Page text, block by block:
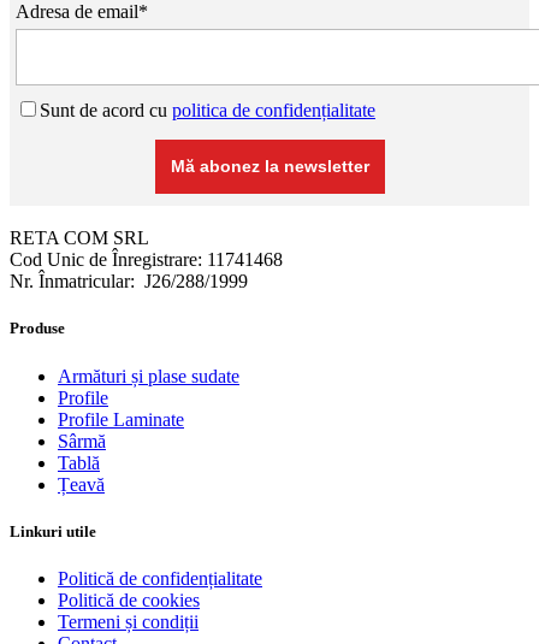
Adresa de email*
Sunt de acord cu politica de confidențialitate
RETA COM SRL
Cod Unic de Înregistrare: 11741468
Nr. Înmatricular: J26/288/1999
Produse
Armături și plase sudate
Profile
Profile Laminate
Sârmă
Tablă
Țeavă
Linkuri utile
Politică de confidențialitate
Politică de cookies
Termeni și condiții